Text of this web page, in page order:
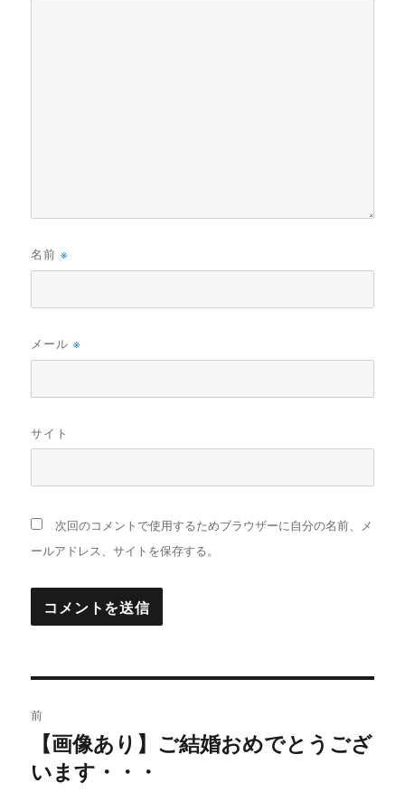
名前※
メール※
サイト
次回のコメントで使用するためブラウザーに自分の名前、メ
ールアドレス、サイトを保存する。
稿
ナ
前
去
【画像あり】ご結婚おめでとうござ
います・・・